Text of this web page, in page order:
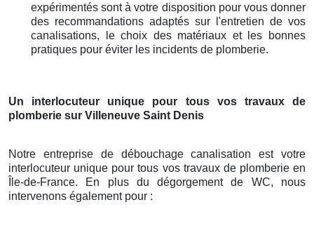
expérimentés sont à votre disposition pour vous donner
des recommandations adaptés sur l'entretien de vos
canalisations, le choix des matériaux et les bonnes
pratiques pour éviter les incidents de plomberie.
Un interlocuteur unique pour tous vos travaux de
plomberie sur Villeneuve Saint Denis
Notre entreprise de débouchage canalisation est votre
interlocuteur unique pour tous vos travaux de plomberie en
Île-de-France. En plus du dégorgement de WC, nous
intervenons également pour :